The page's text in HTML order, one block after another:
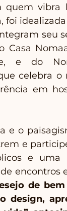
quem vibra
foi
seu
Casa
e do
celebra o
em
e o
e
e uma
encontros
de
design,